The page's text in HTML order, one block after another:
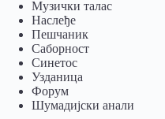
Музички талас
Наслеђе
Пешчаник
Саборност
Синетос
Узданица
Форум
Шумадијски анали